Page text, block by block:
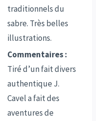
traditionnels du
sabre. Très belles
illustrations.
Commentaires :
Tiré d’un fait divers
authentique J.
Cavel a fait des
aventures de